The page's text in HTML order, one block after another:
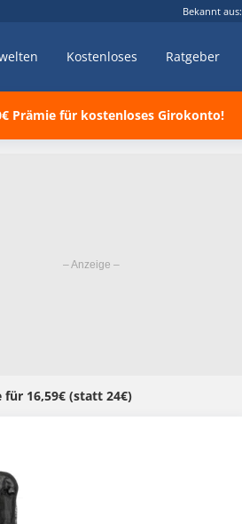
Bekannt aus:
Kostenloses Ratgeber
Prämie für kostenloses Girokonto!
für 16,59€ (statt 24€)